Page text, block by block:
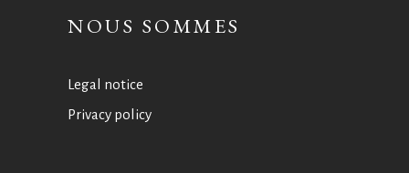
NOUS SOMMES
Legal notice
Privacy policy